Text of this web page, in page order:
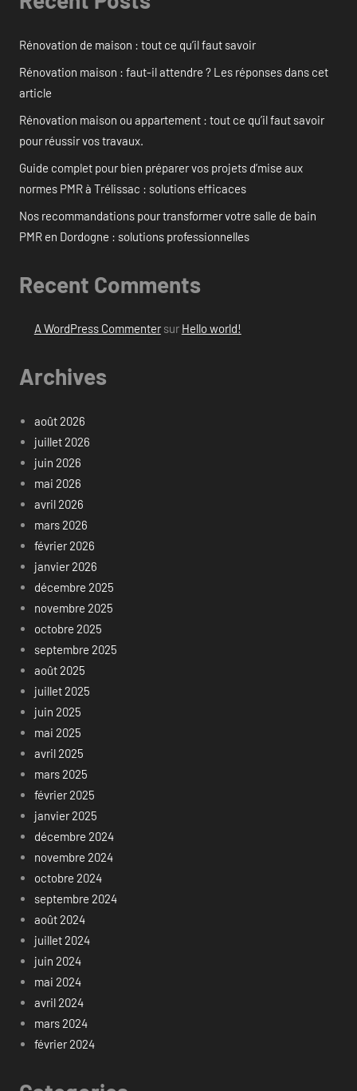
Rénovation de maison : tout ce qu’il faut savoir
Rénovation maison : faut-il attendre ? Les réponses dans cet
article
Rénovation maison ou appartement : tout ce qu’il faut savoir
pour réussir vos travaux.
Guide complet pour bien préparer vos projets d’mise aux
normes PMR à Trélissac : solutions efficaces
Nos recommandations pour transformer votre salle de bain
PMR en Dordogne : solutions professionnelles
Recent Comments
A WordPress Commentersur Hello world!
Archives
août 2026
juillet 2026
juin 2026
mai 2026
avril 2026
mars 2026
février 2026
janvier 2026
décembre 2025
novembre 2025
octobre 2025
septembre 2025
août 2025
juillet 2025
juin 2025
mai 2025
avril 2025
mars 2025
février 2025
janvier 2025
décembre 2024
novembre 2024
octobre 2024
septembre 2024
août 2024
juillet 2024
juin 2024
mai 2024
avril 2024
mars 2024
février 2024